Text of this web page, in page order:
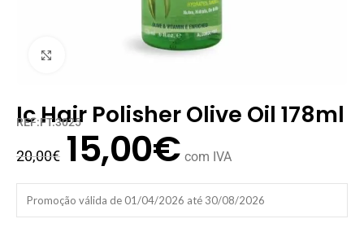
Clique para ampliar
Ic Hair Polisher Olive Oil 178ml
REF:FT.3025
20,00€ 15,00€ com IVA
Promoção válida de 01/04/2026 até 30/08/2026